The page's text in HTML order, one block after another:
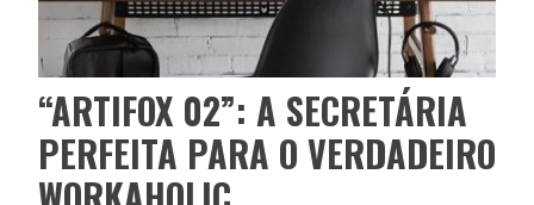
“ARTIFOX 02”: A SECRETÁRIA
PERFEITA PARA O VERDADEIRO